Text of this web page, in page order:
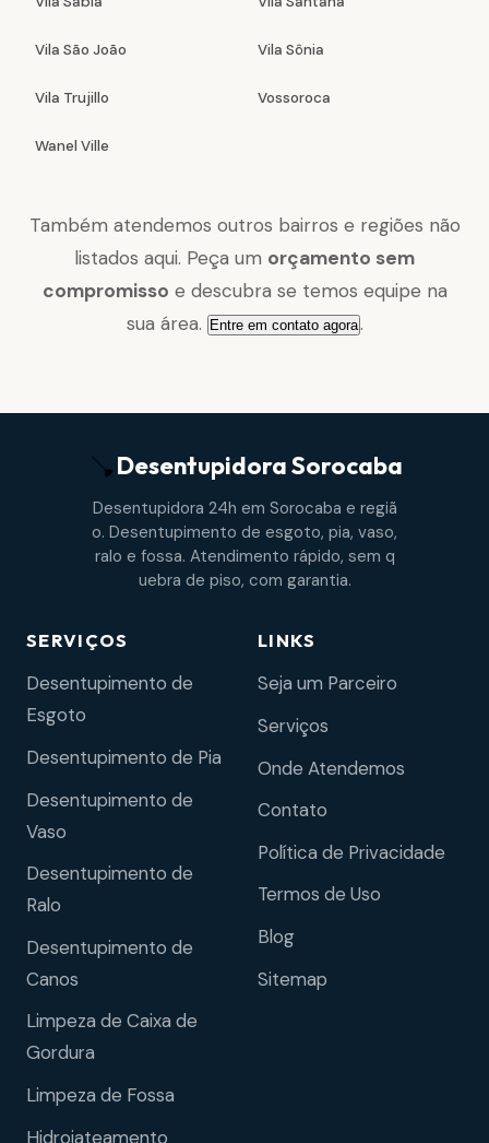
Vila São João Vila Sônia
Vila Trujillo Vossoroca
Wanel Ville
Também atendemos outros bairros e regiões não
listados aqui. Peça um orçamento sem
compromisso e descubra se temos equipe na
sua área. Entre em contato agora.
DesentupidoraSorocaba
Desentupidora 24h em Sorocaba e regiã
o. Desentupimento de esgoto, pia, vaso,
ralo e fossa. Atendimento rápido, sem q
uebra de piso, com garantia.
SERVIÇOS
Desentupimento de
Esgoto
Desentupimento de Pia
Desentupimento de
Vaso
Desentupimento de
Ralo
Desentupimento de
Canos
Limpeza de Caixa de
Gordura
Limpeza de Fossa
Hidrojateamento
LINKS
Seja um Parceiro
Serviços
Onde Atendemos
Contato
Política de Privacidade
Termos de Uso
Blog
Sitemap